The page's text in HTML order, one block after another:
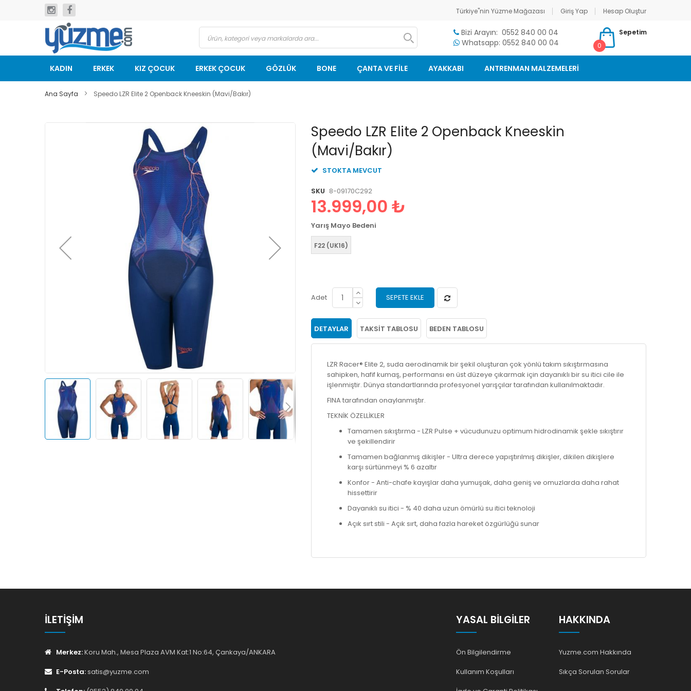
Türkiye"nin Yüzme Mağazası Giriş Yap
Hesap Oluştur
geç
Bizi Arayın: 0552 840 00 04
Whatsapp: 0552 840 00 04
Sepetim
0
KADIN ERKEK KIZ ÇOCUK ERKEK ÇOCUK GÖZLÜK BONE ÇANTA VE FİLE AYAKKABI ANTRENMAN MALZEMELERİ
Ana Sayfa Speedo LZR Elite 2 Openback Kneeskin (Mavi/Bakır)
Speedo LZR Elite 2 Openback Kneeskin
(Mavi/Bakır)
STOKTA MEVCUT
SKU 8-09170C292
13.999,00 ₺
Yarış Mayo Bedeni
F22 (UK16)
Adet SEPETE EKLE
DETAYLAR TAKSIT TABLOSU BEDEN TABLOSU
LZR Racer® Elite 2, suda aerodinamik bir şekil oluşturan çok yönlü takım sıkıştırmasına
sahipken, hafif kumaş, performansı en üst düzeye çıkarmak için dayanıklı bir su itici cile ile
işlenmiştir. Dünya standartlarında profesyonel yarışçılar tarafından kullanılmaktadır.
FINA tarafından onaylanmıştır.
TEKNİK ÖZELLİKLER
Tamamen sıkıştırma - LZR Pulse + vücudunuzu optimum hidrodinamik şekle sıkıştırır
ve şekillendirir
Tamamen bağlanmış dikişler - Ultra derece yapıştırılmış dikişler, dikilen dikişlere
karşı sürtünmeyi % 6 azaltır
Konfor - Anti-chafe kayışlar daha yumuşak, daha geniş ve omuzlarda daha rahat
hissettirir
Dayanıklı su itici - % 40 daha uzun ömürlü su itici teknoloji
Açık sırt stili - Açık sırt, daha fazla hareket özgürlüğü sunar
Resim
galerisinin
başlangıcına
İLETIŞIM
Merkez:Koru Mah., Mesa Plaza AVM Kat:1 No:64, Çankaya/ANKARA
E-Posta:satis@yuzme.com
YASAL BILGILER
Ön Bilgilendirme
Kullanım Koşulları
HAKKINDA
Yuzme.com Hakkında
Sıkça Sorulan Sorular